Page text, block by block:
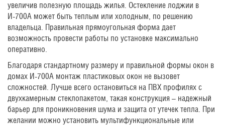
увеличив полезную площадь жилья. Остекление лоджии в
И-700А может быть теплым или холодным, по решению
владельца. Правильная прямоугольная форма дает
возможность провести работы по установке максимально
оперативно.
Благодаря стандартному размеру и правильной формы окон в
домах И-700А монтаж пластиковых окон не вызовет
сложностей. Лучше всего остановиться на ПВХ профилях с
двухкамерным стеклопакетом, такая конструкция – надежный
барьер для проникновения шума и защита от утечек тепла. При
желании можно установить мультифункциональные или